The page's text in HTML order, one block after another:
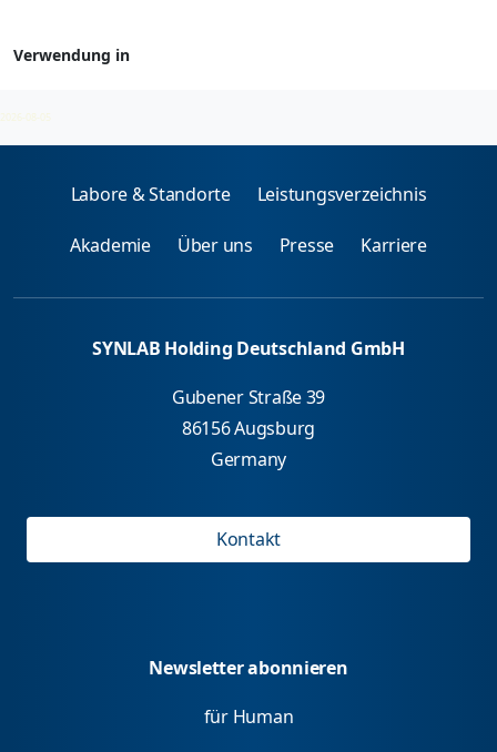
Verwendung in
2026-08-05
Labore & Standorte Leistungsverzeichnis
Akademie Über uns Presse Karriere
SYNLAB Holding Deutschland GmbH
Gubener Straße 39
86156 Augsburg
Germany
Kontakt
Newsletter abonnieren
für Human